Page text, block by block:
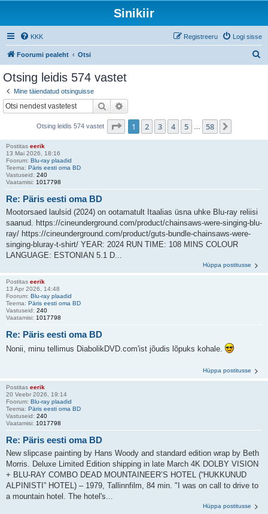
Sinikiir
KKK Logi sisse
Registreeru
Foorumi pealeht Otsi
Otsing leidis 574 vastet
Mine täiendatud otsinguisse
Otsi
Otsing leidis 574 vastet . leht58 -st
1 2 3 4 5 58
Postitas eerik
13 Mai 2026, 18:16
Foorum: Blu-ray plaadid
Teema: Päris eesti oma BD
Vastuseid: 240
Vaatamisi: 1017798
Re: Päris eesti oma BD
Mootorsaed laulsid (2024) on ootamatult Itaalias üsna uhke Blu-ray reliisi
saanud. https://cineunderground.com/product/chainsaws-were-singing-blu-
ray/ https://cineunderground.com/product/guts-bundle-chainsaws-were-
singing-bluray-t-shirt/ YEAR: 2024 RUN TIME: 108 MINS COLOUR
LANGUAGE: ESTONIAN 5.1 D...
Hüppa postitusse
Postitas eerik
13 Apr 2026, 14:48
Foorum: Blu-ray plaadid
Teema: Päris eesti oma BD
Vastuseid: 240
Vaatamisi: 1017798
Re: Päris eesti oma BD
Nonii, minu tellimus DiabolikDVD.com'ist jõudis lõpuks kohale.
Hüppa postitusse
Postitas eerik
20 Veebr 2026, 19:14
Foorum: Blu-ray plaadid
Teema: Päris eesti oma BD
Vastuseid: 240
Vaatamisi: 1017798
Re: Päris eesti oma BD
New slipcase painting by Hans Woody and standard edition wrap by Beth
Morris. Deluxe Limited Edition shipping in late March 4K DOLBY VISION
+ BLU-RAY COMBO DEAD MOUNTAINEER’S HOTEL (“HUKKUNUD
ALPINISTI” HOTEL) – 1979, Tallinnfilm, 84 min. "I was on call to drive to
a mountain hotel. The hotel's...
Hüppa postitusse